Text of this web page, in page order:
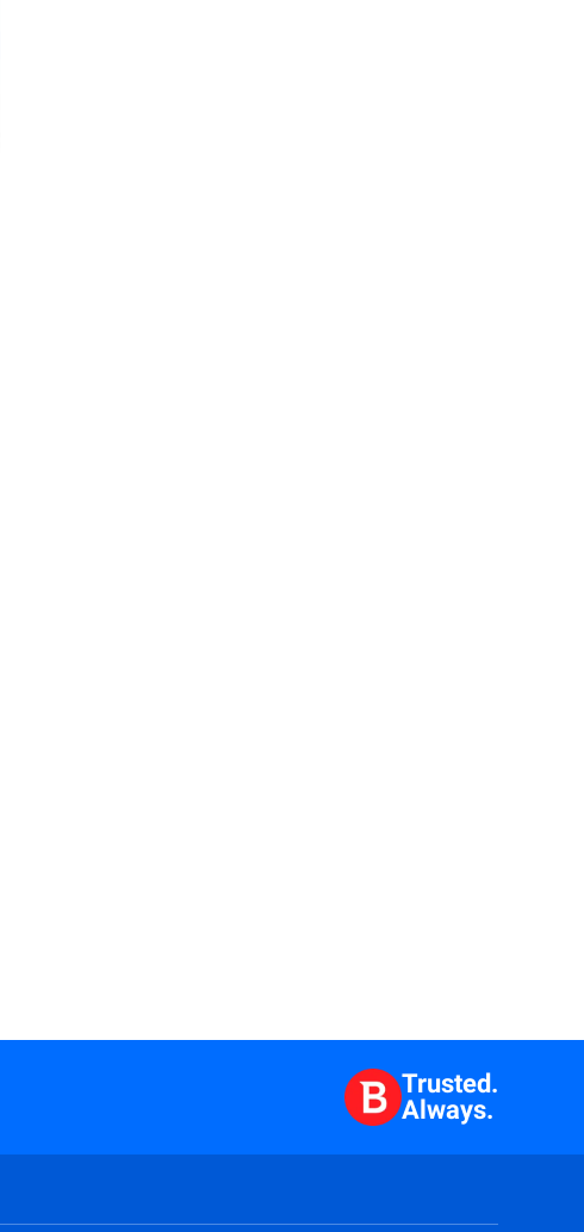
Trusted.
Always.